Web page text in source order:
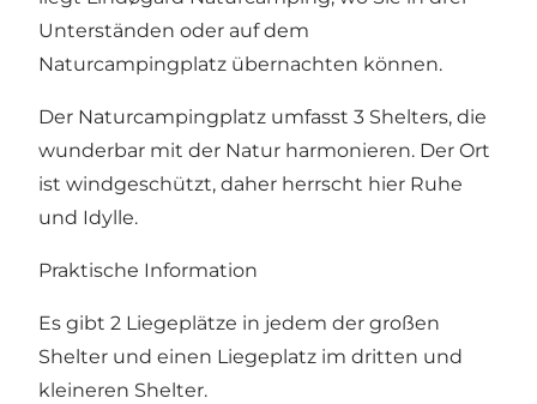
Unterständen oder auf dem
Naturcampingplatz übernachten können.
Der Naturcampingplatz umfasst 3 Shelters, die
wunderbar mit der Natur harmonieren. Der Ort
ist windgeschützt, daher herrscht hier Ruhe
und Idylle.
Praktische Information
Es gibt 2 Liegeplätze in jedem der großen
Shelter und einen Liegeplatz im dritten und
kleineren Shelter.